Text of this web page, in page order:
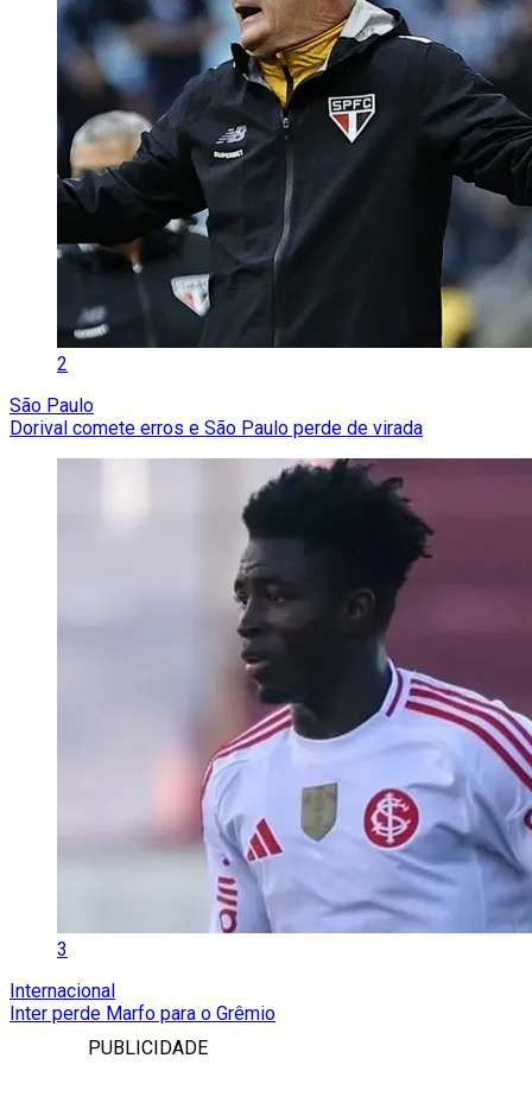
2
São Paulo
Dorival comete erros e São Paulo perde de virada
3
Internacional
Inter perde Marfo para o Grêmio
PUBLICIDADE